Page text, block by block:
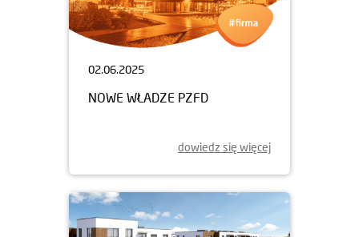
02.06.2025
NOWE WŁADZE PZFD
dowiedz się więcej